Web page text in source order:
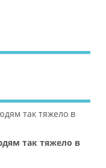
так тяжело в